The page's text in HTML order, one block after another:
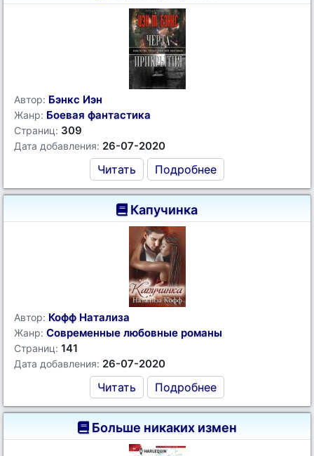
Автор: Бэнкс Иэн
Жанр: Боевая фантастика
Страниц: 309
Дата добавления: 26-07-2020
Читать Подробнее
Капучинка
Автор: Кофф Натализа
Жанр: Современные любовные романы
Страниц: 141
Дата добавления: 26-07-2020
Читать Подробнее
Больше никаких измен